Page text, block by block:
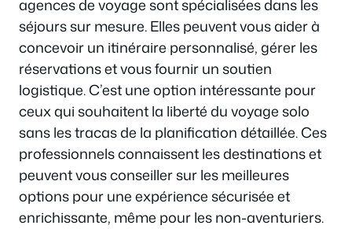
agences de voyage sont spécialisées dans les
séjours sur mesure. Elles peuvent vous aider à
concevoir un itinéraire personnalisé, gérer les
réservations et vous fournir un soutien
logistique. C’est une option intéressante pour
ceux qui souhaitent la liberté du voyage solo
sans les tracas de la planification détaillée. Ces
professionnels connaissent les destinations et
peuvent vous conseiller sur les meilleures
options pour une expérience sécurisée et
enrichissante, même pour les non-aventuriers.